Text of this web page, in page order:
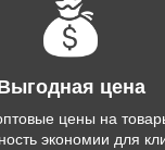
цена
цены на
экономии для